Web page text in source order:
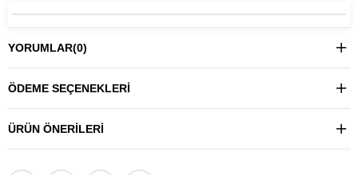
YORUMLAR(0)
ÖDEME SEÇENEKLERI
ÜRÜN ÖNERILERI